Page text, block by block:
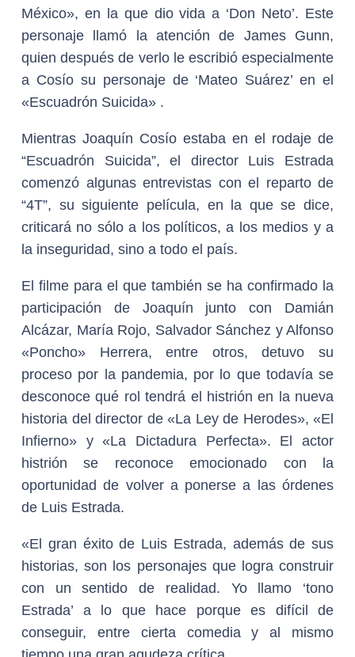
México», en la que dio vida a ‘Don Neto’. Este
personaje llamó la atención de James Gunn,
quien después de verlo le escribió especialmente
a Cosío su personaje de ‘Mateo Suárez’ en el
«Escuadrón Suicida» .
Mientras Joaquín Cosío estaba en el rodaje de
“Escuadrón Suicida”, el director Luis Estrada
comenzó algunas entrevistas con el reparto de
“4T”, su siguiente película, en la que se dice,
criticará no sólo a los políticos, a los medios y a
la inseguridad, sino a todo el país.
El filme para el que también se ha confirmado la
participación de Joaquín junto con Damián
Alcázar, María Rojo, Salvador Sánchez y Alfonso
«Poncho» Herrera, entre otros, detuvo su
proceso por la pandemia, por lo que todavía se
desconoce qué rol tendrá el histrión en la nueva
historia del director de «La Ley de Herodes», «El
Infierno» y «La Dictadura Perfecta». El actor
histrión se reconoce emocionado con la
oportunidad de volver a ponerse a las órdenes
de Luis Estrada.
«El gran éxito de Luis Estrada, además de sus
historias, son los personajes que logra construir
con un sentido de realidad. Yo llamo ‘tono
Estrada’ a lo que hace porque es difícil de
conseguir, entre cierta comedia y al mismo